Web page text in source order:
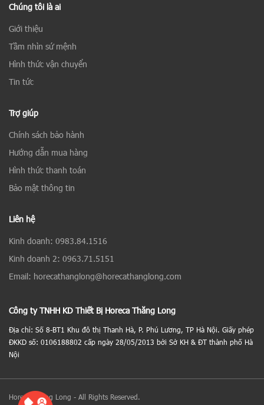
Chúng tôi là ai
Giới thiệu
Tầm nhìn sứ mệnh
Hình thức vận chuyển
Tin tức
Trợ giúp
Chính sách bảo hành
Hướng dẫn mua hàng
Hình thức thanh toán
Bảo mật thông tin
Liên hệ
Kinh doanh: 0983.84.1516
Kinh doanh 2: 0963.71.5151
Email: horecathanglong@horecathanglong.com
Công ty TNHH KD Thiết Bị Horeca Thăng Long
Địa chỉ: Số 8-BT1 Khu đô thị Thanh Hà, P. Phú Lương, TP Hà Nội. Giấy phép
ĐKKD số: 0106188802 cấp ngày 28/05/2013 bởi Sở KH & ĐT thành phố Hà
Nội
Horeca Thăng Long - All Rights Reserved.